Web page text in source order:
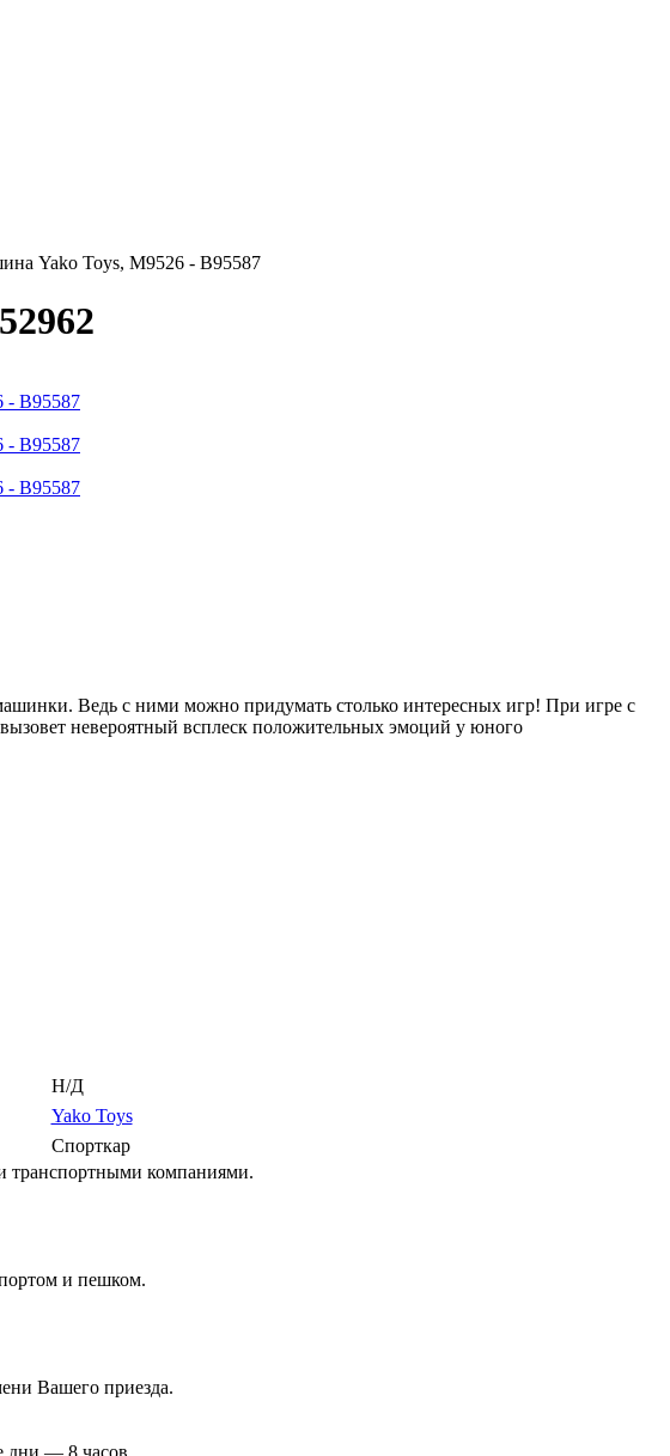
Yako Toys, M9526 - В95587
Ведь с ними можно придумать столько интересных игр! При игре с
невероятный всплеск положительных эмоций у юного
Н/Д
Yako Toys
Спорткар
транспортными компаниями.
и пешком.
Вашего приезда.
дни — 8 часов.